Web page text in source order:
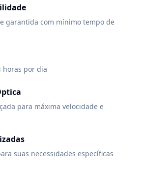
garantida com mínimo tempo de
horas por dia
para máxima velocidade e
suas necessidades específicas